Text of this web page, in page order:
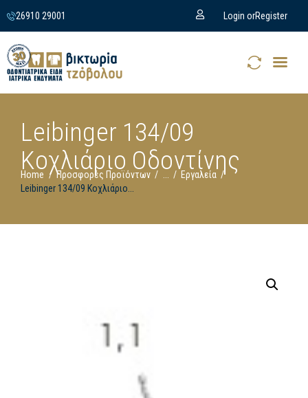
26910 29001 Login orRegister
Leibinger 134/09
Κοχλιάριο Οδοντίνης
Home Προσφορές Προϊόντων ...
Εργαλεία
Leibinger 134/09 Κοχλιάριο...